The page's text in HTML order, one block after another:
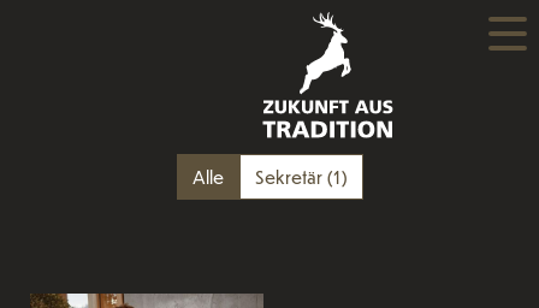
Alle Sekretär (1)